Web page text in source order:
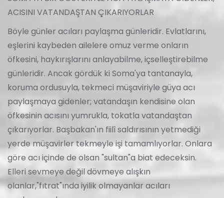
ACISINI VATANDAŞTAN ÇIKARIYORLAR
Böyle günler acıları paylaşma günleridir. Evlatlarını,
eşlerini kaybeden ailelere omuz verme onların
öfkesini, haykırışlarını anlayabilme, içselleştirebilme
günleridir. Ancak gördük ki Soma'ya tantanayla,
koruma ordusuyla, tekmeci müşaviriyle güya acı
paylaşmaya gidenler; vatandaşın kendisine olan
öfkesinin acısını yumrukla, tokatla vatandaştan
çıkarıyorlar. Başbakan'ın fiilî saldırısının yetmediği
yerde müşavirler tekmeyle işi tamamlıyorlar. Onlara
göre acı içinde de olsan "sultan"a biat edeceksin.
Elleri sevmeye değil dövmeye alışkın
olanlar,"fıtrat"ında iyilik olmayanlar acıları